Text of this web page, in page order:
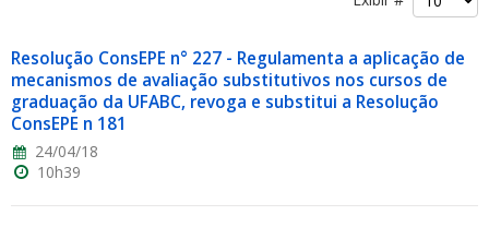
Resolução ConsEPE n° 227 - Regulamenta a aplicação de
mecanismos de avaliação substitutivos nos cursos de
graduação da UFABC, revoga e substitui a Resolução
ConsEPE n 181
24/04/18
10h39